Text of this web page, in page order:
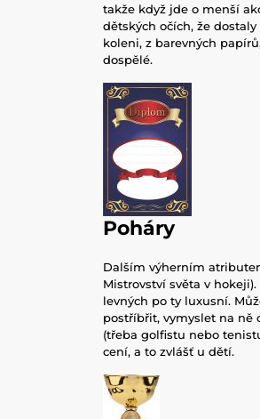
takže když jde o menší
dětských očích, že
koleni, z barevných
dospělé.
Poháry
Dalším výherním
Mistrovství světa v
levných po ty luxusní.
postříbřit, vymyslet na
(třeba golfistu nebo
cení, a to zvlášť u dětí.